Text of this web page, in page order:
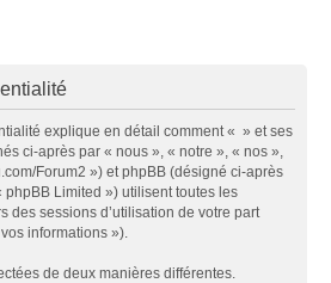
explique en détail comment « » et ses
ci-après par « nous », « notre », « nos »,
Forum2 ») et phpBB (désigné ci-après
Limited ») utilisent toutes les
des sessions d’utilisation de votre part
informations »).
de deux manières différentes.